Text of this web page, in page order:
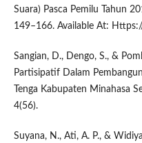
Suara) Pasca Pemilu Tahun
149–166. Available At:
Sangian, D., Dengo, S., &
Partisipatif Dalam
Tenga Kabupaten Minahasa
4(56).
Suyana, N., Ati, A. P., &